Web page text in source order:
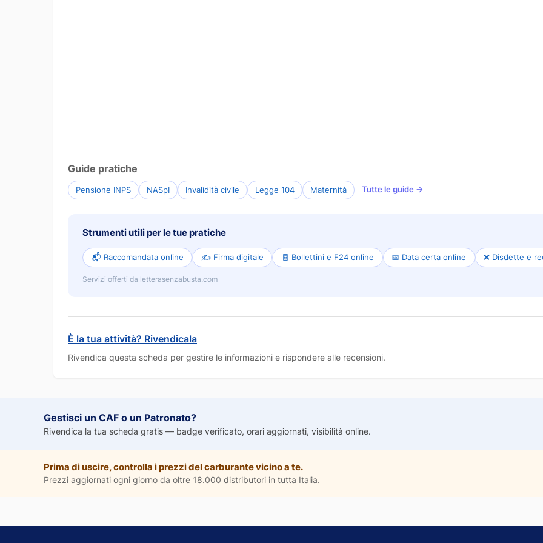
Guide pratiche
Pensione INPS NASpI Invalidità civile Legge 104 Maternità Tutte le guide →
Strumenti utili per le tue pratiche
📬 Raccomandata online ✍️ Firma digitale 🧾 Bollettini e F24 online 📅 Data certa online ❌ Disdette e
Servizi offerti da letterasenzabusta.com
È la tua attività? Rivendicala
Rivendica questa scheda per gestire le informazioni e rispondere alle recensioni.
Gestisci un CAF o un Patronato?
Rivendica la tua scheda gratis — badge verificato, orari aggiornati, visibilità online.
Prima di uscire, controlla i prezzi del carburante vicino a te.
Prezzi aggiornati ogni giorno da oltre 18.000 distributori in tutta Italia.